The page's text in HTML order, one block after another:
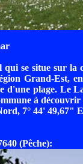
se situe sur
Grand-Est,
d'une plage. Le
à
7° 44' 49,67" E
(Pêche):